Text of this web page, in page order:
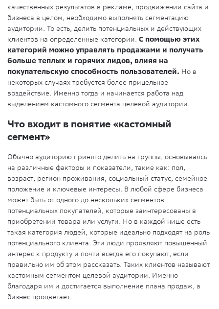
качественных результатов в рекламе, продвижении сайта и
бизнеса в целом, необходимо выполнять сегментацию
аудитории. То есть, делить потенциальных и действующих
клиентов на определенные категории. С помощью этих
категорий можно управлять продажами и получать
больше теплых и горячих лидов, влияя на
покупательскую способность пользователей. Но в
некоторых случаях требуется более прицельное
воздействие. Именно тогда и начинается работа над
выделением кастомного сегмента целевой аудитории.
Что входит в понятие «кастомный
сегмент»
Обычно аудиторию принято делить на группы, основываясь
на различные факторы и показатели, такие как: пол,
возраст, регион проживания, социальный статус, семейное
положение и ключевые интересы. В любой сфере бизнеса
может быть от одного до нескольких сегментов
потенциальных покупателей, которые заинтересованы в
приобретении товара или услуги. Но в каждой нише есть
такая категория людей, которые идеально подходят на роль
потенциального клиента. Эти люди проявляют повышенный
интерес к продукту и почти всегда его покупают, если
правильно им об этом рассказать. Таких клиентов называют
кастомным сегментом целевой аудитории. Именно
благодаря им и достигается выполнение плана продаж, а
бизнес процветает.